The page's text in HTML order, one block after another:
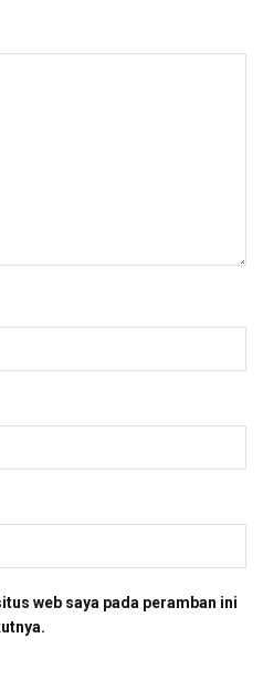
web saya pada peramban ini